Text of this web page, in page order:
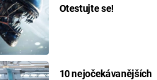
Otestujte se!
10 nejočekávanějších